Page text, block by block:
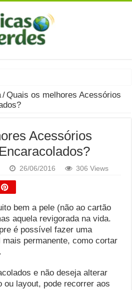
Saiba Quando o Consumo é
Circular?
Nardoni : O que Diz a
e alimentos em conserva durante
Entenda os riscos na gravidez
Hélio: Revelação, Paz e a Lei do
Campos
/Quais os melhores Acessórios
Acessórios
26/06/2016 306 Views
bem a pele (não ao cartão
aquela revigorada na vida.
é possível fazer uma
permanente, como cortar
.
e não deseja alterar
ou layout, pode recorrer aos